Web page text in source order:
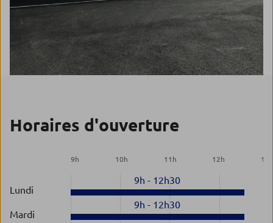
Horaires d'ouverture
9h 10h 11 h 12h 13
Lundi
9h - 12h30
Mardi
9h - 12h30